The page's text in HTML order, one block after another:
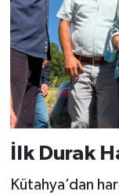
İlk Durak
Kütahya’dan